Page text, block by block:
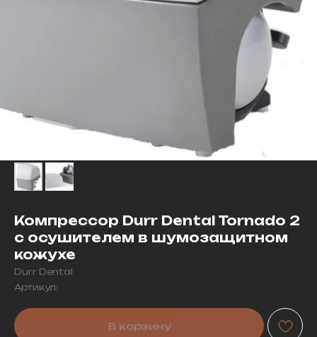
Компрессор Durr Dental Tornado 2
с осушителем в шумозащитном
кожухе
Durr Dental
Артикул:
В корзину